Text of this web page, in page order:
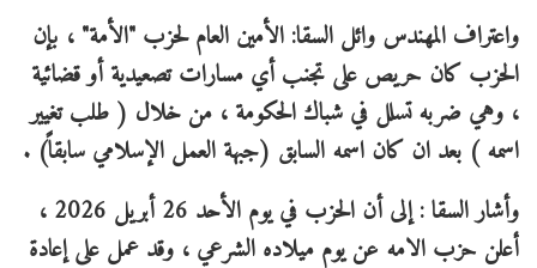
واعتراف المهندس وائل السقا: الأمين العام لحزب "الأمة" ، بإن
الحزب كان حريص على تجنب أي مسارات تصعيدية أو قضائية
، وهي ضربه تسلل في شباك الحكومة ، من خلال ( طلب تغيير
اسمه ) بعد ان كان اسمه السابق (جبهة العمل الإسلامي سابقاً) .
وأشار السقا : إلى أن الحزب في يوم الأحد 26 أبريل 2026 ،
أعلن حزب الامه عن يوم ميلاده الشرعي ، وقد عمل على إعادة